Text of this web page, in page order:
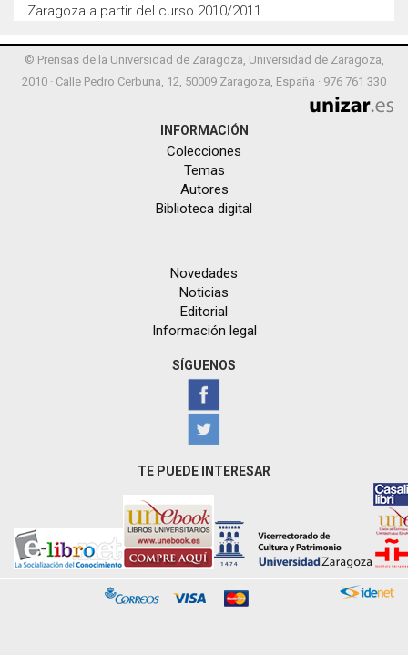
Zaragoza a partir del curso 2010/2011.
© Prensas de la Universidad de Zaragoza, Universidad de Zaragoza,
2010 · Calle Pedro Cerbuna, 12, 50009 Zaragoza, España · 976 761 330
INFORMACIÓN
Colecciones
Temas
Autores
Biblioteca digital
Novedades
Noticias
Editorial
Información legal
SÍGUENOS
TE PUEDE INTERESAR